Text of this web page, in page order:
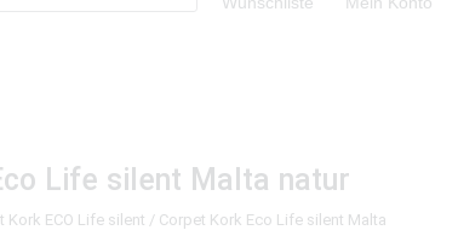
Life silent Malta natur
Kork ECO Life silent / Corpet Kork Eco Life silent Malta